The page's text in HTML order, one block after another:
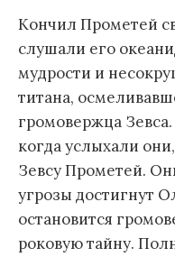
Кончил Прометей
слушали его
мудрости и
титана,
громовержца
когда услыхали
Зевсу Прометей.
угрозы достигнут
остановится
роковую тайну.